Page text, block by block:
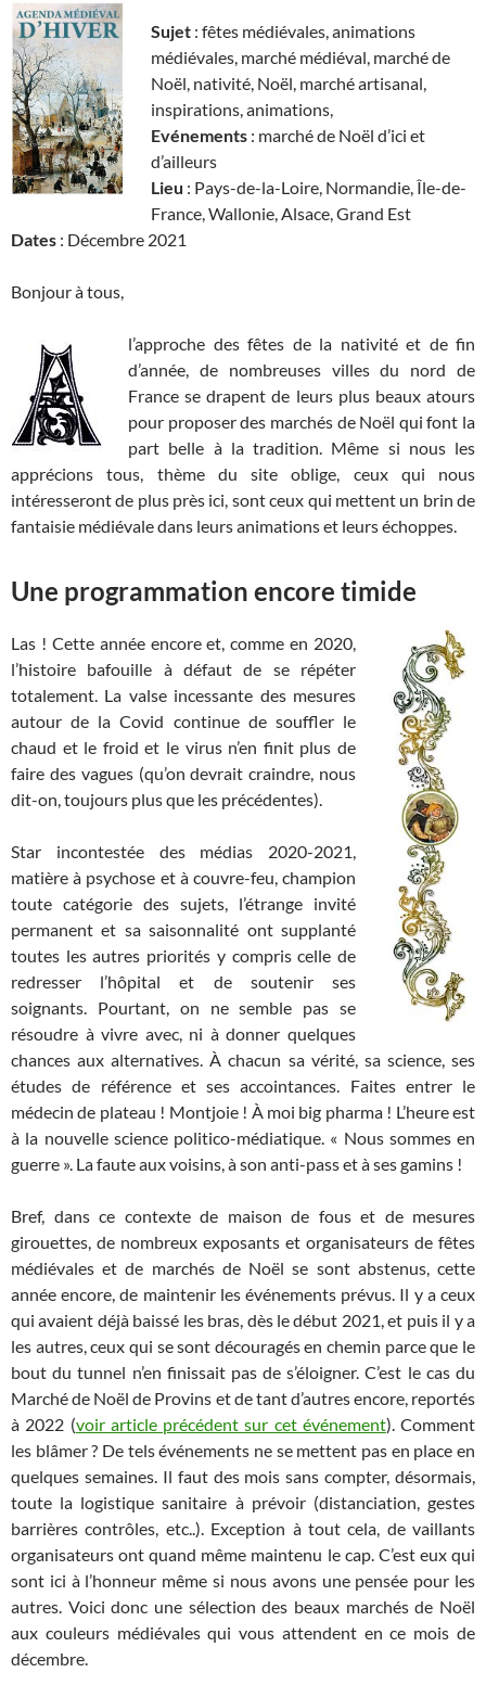
Sujet : fêtes médiévales, animations
médiévales, marché médiéval, marché de
Noël, nativité, Noël, marché artisanal,
inspirations, animations,
Evénements : marché de Noël d’ici et
d’ailleurs
Lieu : Pays-de-la-Loire, Normandie, Île-de-
France, Wallonie, Alsace, Grand Est
Dates : Décembre 2021
Bonjour à tous,
l’approche des fêtes de la nativité et de fin
d’année, de nombreuses villes du nord de
France se drapent de leurs plus beaux atours
pour proposer des marchés de Noël qui font la
part belle à la tradition. Même si nous les
apprécions tous, thème du site oblige, ceux qui nous
intéresseront de plus près ici, sont ceux qui mettent un brin de
fantaisie médiévale dans leurs animations et leurs échoppes.
Une programmation encore timide
Las ! Cette année encore et, comme en 2020,
l’histoire bafouille à défaut de se répéter
totalement. La valse incessante des mesures
autour de la Covid continue de souffler le
chaud et le froid et le virus n’en finit plus de
faire des vagues (qu’on devrait craindre, nous
dit-on, toujours plus que les précédentes).
Star incontestée des médias 2020-2021,
matière à psychose et à couvre-feu, champion
toute catégorie des sujets, l’étrange invité
permanent et sa saisonnalité ont supplanté
toutes les autres priorités y compris celle de
redresser l’hôpital et de soutenir ses
soignants. Pourtant, on ne semble pas se
résoudre à vivre avec, ni à donner quelques
chances aux alternatives. À chacun sa vérité, sa science, ses
études de référence et ses accointances. Faites entrer le
médecin de plateau ! Montjoie ! À moi big pharma ! L’heure est
à la nouvelle science politico-médiatique. « Nous sommes en
guerre ». La faute aux voisins, à son anti-pass et à ses gamins !
Bref, dans ce contexte de maison de fous et de mesures
girouettes, de nombreux exposants et organisateurs de fêtes
médiévales et de marchés de Noël se sont abstenus, cette
année encore, de maintenir les événements prévus. Il y a ceux
qui avaient déjà baissé les bras, dès le début 2021, et puis il y a
les autres, ceux qui se sont découragés en chemin parce que le
bout du tunnel n’en finissait pas de s’éloigner. C’est le cas du
Marché de Noël de Provins et de tant d’autres encore, reportés
à 2022 (voir article précédent sur cet événement). Comment
les blâmer ? De tels événements ne se mettent pas en place en
quelques semaines. Il faut des mois sans compter, désormais,
toute la logistique sanitaire à prévoir (distanciation, gestes
barrières contrôles, etc..). Exception à tout cela, de vaillants
organisateurs ont quand même maintenu le cap. C’est eux qui
sont ici à l’honneur même si nous avons une pensée pour les
autres. Voici donc une sélection des beaux marchés de Noël
aux couleurs médiévales qui vous attendent en ce mois de
décembre.